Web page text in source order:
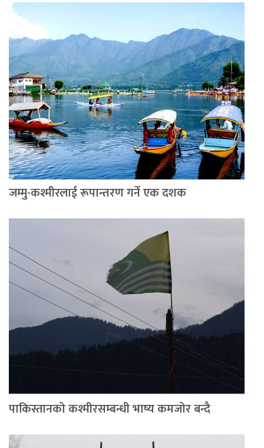
जम्मु-कश्मीरलाई रूपान्तरण गर्ने एक दशक
पाकिस्तानको कश्मीरसम्बन्धी भाष्य कमजोर बन्दै